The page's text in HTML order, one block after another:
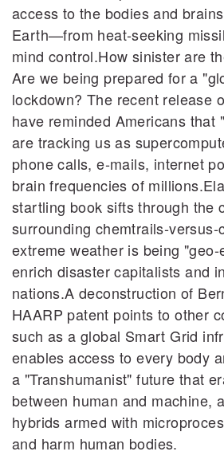
access to the bodies and
Earth—from heat‐seeking
mind control.How sinister are
Are we being prepared for a
lockdown? The recent release
have reminded Americans that
are tracking us as
phone calls, e‐mails, internet
brain frequencies of
startling book sifts through the
surrounding
extreme weather is being
enrich disaster capitalists and
nations.A deconstruction of
HAARP patent points to other
such as a global Smart Grid
enables access to every body
a "Transhumanist" future that
between human and machine,
hybrids armed with
and harm human bodies.